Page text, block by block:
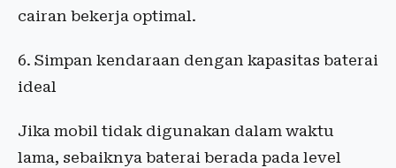
cairan bekerja optimal.
6. Simpan kendaraan dengan kapasitas baterai
ideal
Jika mobil tidak digunakan dalam waktu
lama, sebaiknya baterai berada pada level